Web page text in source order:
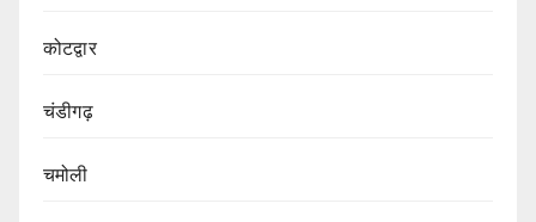
कोटद्वार
चंडीगढ़
चमोली